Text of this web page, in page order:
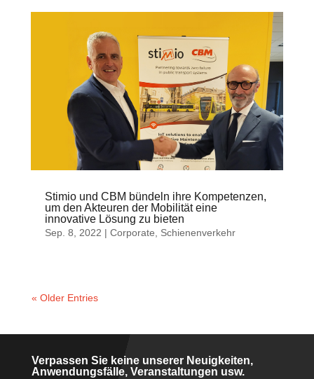
Stimio und CBM bündeln ihre Kompetenzen,
um den Akteuren der Mobilität eine
innovative Lösung zu bieten
Sep. 8, 2022 | Corporate Schienenverkehr
« Older Entries
Verpassen Sie keine unserer Neuigkeiten,
Anwendungsfälle, Veranstaltungen usw.